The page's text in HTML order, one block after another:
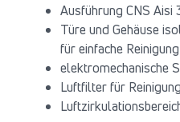
Ausführung CNS Aisi
Türe und Gehäuse
für einfache Reinigung
elektromechanische
Luftfilter für